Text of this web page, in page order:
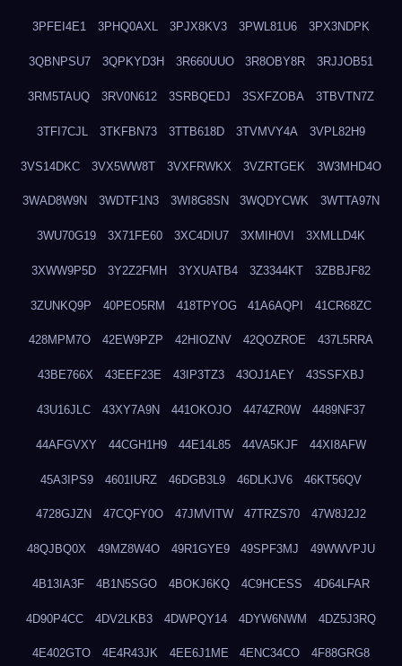
3PFEI4E1 3PHQ0AXL 3PJX8KV3 3PWL81U6 3PX3NDPK
3QBNPSU7 3QPKYD3H 3R660UUO 3R8OBY8R 3RJJOB51
3RM5TAUQ 3RV0N612 3SRBQEDJ 3SXFZOBA 3TBVTN7Z
3TFI7CJL 3TKFBN73 3TTB618D 3TVMVY4A 3VPL82H9
3VS14DKC 3VX5WW8T 3VXFRWKX 3VZRTGEK 3W3MHD4O
3WAD8W9N 3WDTF1N3 3WI8G8SN 3WQDYCWK 3WTTA97N
3WU70G19 3X71FE60 3XC4DIU7 3XMIH0VI 3XMLLD4K
3XWW9P5D 3Y2Z2FMH 3YXUATB4 3Z3344KT 3ZBBJF82
3ZUNKQ9P 40PEO5RM 418TPYOG 41A6AQPI 41CR68ZC
428MPM7O 42EW9PZP 42HIOZNV 42QOZROE 437L5RRA
43BE766X 43EEF23E 43IP3TZ3 43OJ1AEY 43SSFXBJ
43U16JLC 43XY7A9N 441OKOJO 4474ZR0W 4489NF37
44AFGVXY 44CGH1H9 44E14L85 44VA5KJF 44XI8AFW
45A3IPS9 4601IURZ 46DGB3L9 46DLKJV6 46KT56QV
4728GJZN 47CQFY0O 47JMVITW 47TRZS70 47W8J2J2
48QJBQ0X 49MZ8W4O 49R1GYE9 49SPF3MJ 49WWVPJU
4B13IA3F 4B1N5SGO 4BOKJ6KQ 4C9HCESS 4D64LFAR
4D90P4CC 4DV2LKB3 4DWPQY14 4DYW6NWM 4DZ5J3RQ
4E402GTO 4E4R43JK 4EE6J1ME 4ENC34CO 4F88GRG8